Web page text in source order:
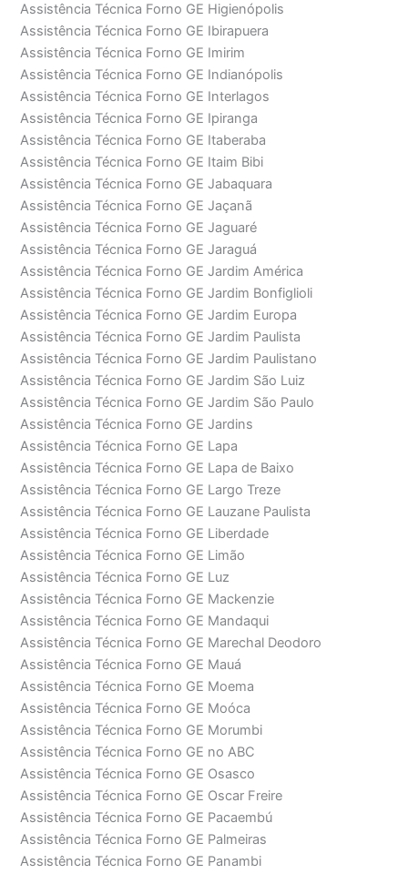
Assistência Técnica Forno GE Higienópolis
Assistência Técnica Forno GE Ibirapuera
Assistência Técnica Forno GE Imirim
Assistência Técnica Forno GE Indianópolis
Assistência Técnica Forno GE Interlagos
Assistência Técnica Forno GE Ipiranga
Assistência Técnica Forno GE Itaberaba
Assistência Técnica Forno GE Itaim Bibi
Assistência Técnica Forno GE Jabaquara
Assistência Técnica Forno GE Jaçanã
Assistência Técnica Forno GE Jaguaré
Assistência Técnica Forno GE Jaraguá
Assistência Técnica Forno GE Jardim América
Assistência Técnica Forno GE Jardim Bonfiglioli
Assistência Técnica Forno GE Jardim Europa
Assistência Técnica Forno GE Jardim Paulista
Assistência Técnica Forno GE Jardim Paulistano
Assistência Técnica Forno GE Jardim São Luiz
Assistência Técnica Forno GE Jardim São Paulo
Assistência Técnica Forno GE Jardins
Assistência Técnica Forno GE Lapa
Assistência Técnica Forno GE Lapa de Baixo
Assistência Técnica Forno GE Largo Treze
Assistência Técnica Forno GE Lauzane Paulista
Assistência Técnica Forno GE Liberdade
Assistência Técnica Forno GE Limão
Assistência Técnica Forno GE Luz
Assistência Técnica Forno GE Mackenzie
Assistência Técnica Forno GE Mandaqui
Assistência Técnica Forno GE Marechal Deodoro
Assistência Técnica Forno GE Mauá
Assistência Técnica Forno GE Moema
Assistência Técnica Forno GE Moóca
Assistência Técnica Forno GE Morumbi
Assistência Técnica Forno GE no ABC
Assistência Técnica Forno GE Osasco
Assistência Técnica Forno GE Oscar Freire
Assistência Técnica Forno GE Pacaembú
Assistência Técnica Forno GE Palmeiras
Assistência Técnica Forno GE Panambi